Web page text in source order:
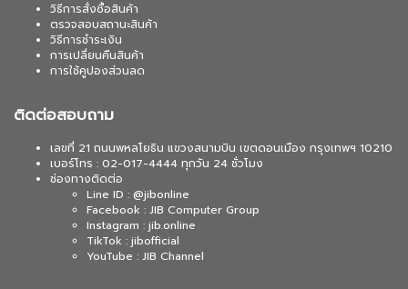
วิธีการสั่งซื้อสินค้า
ตรวจสอบสถานะสินค้า
วิธีการชำระเงิน
การเปลี่ยนคืนสินค้า
การใช้คูปองส่วนลด
ติดต่อสอบถาม
เลขที่ 21 ถนนพหลโยธิน แขวงสนามบิน เขตดอนเมือง กรุงเทพฯ 10210
เบอร์โทร : 02-017-4444 ทุกวัน 24 ชั่วโมง
ช่องทางติดต่อ
Line ID : @jibonline
Facebook : JIB Computer Group
Instagram : jib.online
TikTok : jibofficial
YouTube : JIB Channel